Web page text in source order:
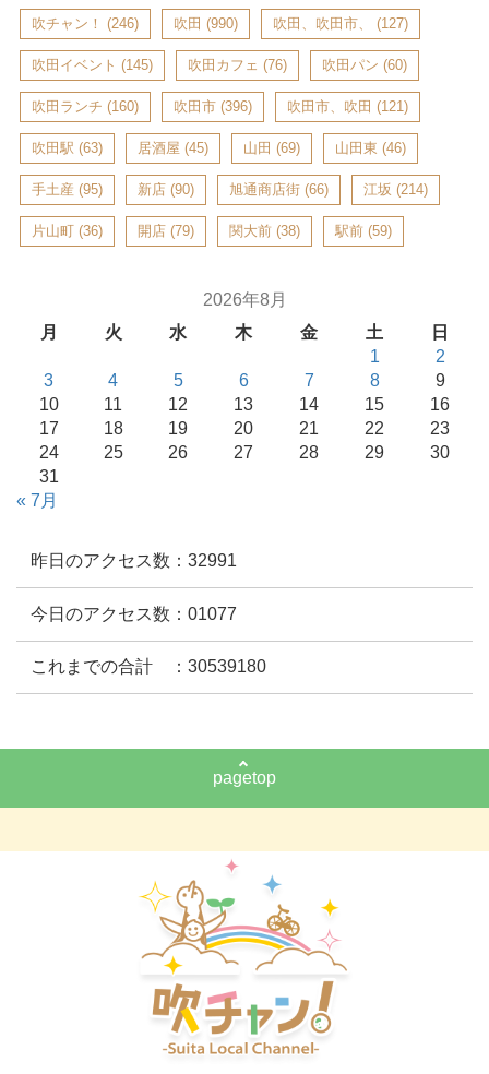
吹チャン！ (246) 吹田 (990) 吹田、吹田市、 (127)
吹田イベント (145) 吹田カフェ (76) 吹田パン (60)
吹田ランチ (160) 吹田市 (396) 吹田市、吹田 (121)
吹田駅 (63) 居酒屋 (45) 山田 (69) 山田東 (46)
手土産 (95) 新店 (90) 旭通商店街 (66) 江坂 (214)
片山町 (36) 開店 (79) 関大前 (38) 駅前 (59)
2026年8月
月
火 水 木 金 土
日
1
2
3
4 5 6 7 8
9
10
11 12 13 14 15
16
17
18 19 20 21 22
23
24
25 26 27 28 29
30
31
« 7月
昨日のアクセス数：32991
今日のアクセス数：01077
これまでの合計 ：30539180
pagetop